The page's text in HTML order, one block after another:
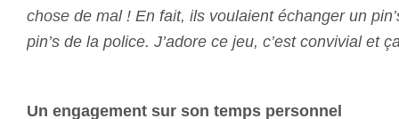
chose de mal ! En fait, ils voulaient échanger un
pin’s de la police. J’adore ce jeu, c’est convivial et
Un engagement sur son temps personnel